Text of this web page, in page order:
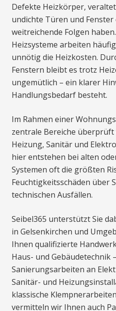
Defekte Heizkörper,
undichte Türen und
weitreichende Folgen
Heizsysteme arbeiten
unnötig die Heizkosten.
Fenstern bleibt es trotz
ungemütlich – ein klarer
Handlungsbedarf besteht.
Im Rahmen einer
zentrale Bereiche
Heizung, Sanitär und
hier entstehen bei alten
Systemen oft die größten
Feuchtigkeitsschäden über
technischen Ausfällen.
Seibel365 unterstützt Sie
in Gelsenkirchen und
Ihnen qualifizierte
Haus- und Gebäudetechnik
Sanierungsarbeiten an
Sanitär- und
klassische
vermitteln wir Ihnen auch